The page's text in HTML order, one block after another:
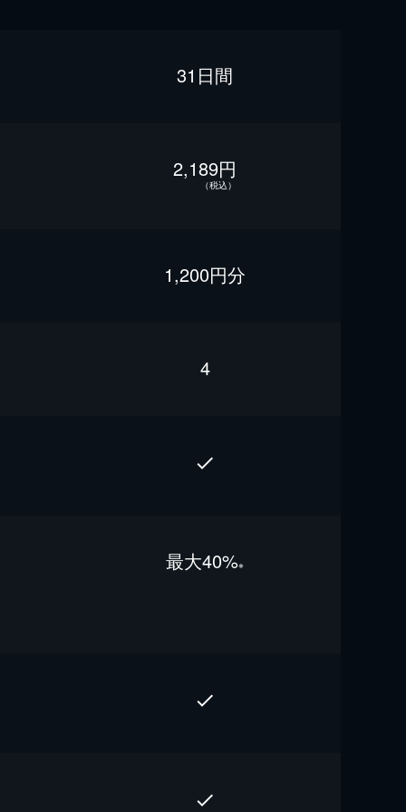
31日間
2,189円
（税込）
1,200円分
4
最⼤40%※